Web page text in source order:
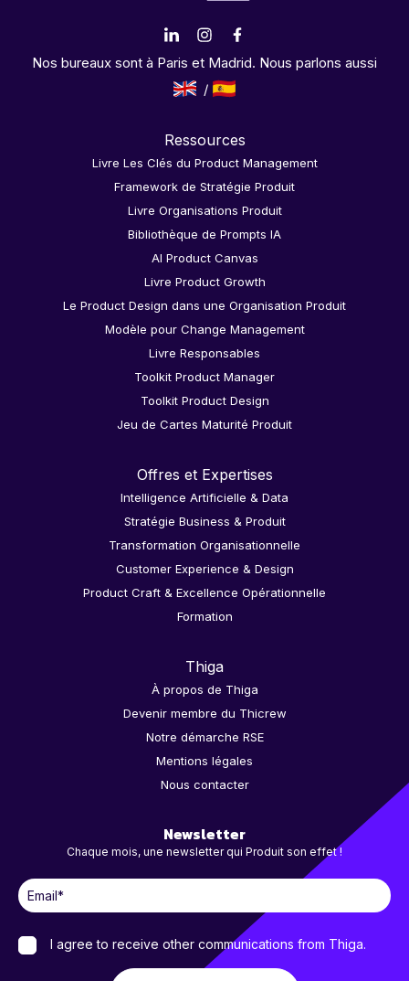
Nos bureaux sont à Paris et Madrid. Nous parlons aussi
Ressources
Livre Les Clés du Product Management
Framework de Stratégie Produit
Livre Organisations Produit
Bibliothèque de Prompts IA
AI Product Canvas
Livre Product Growth
Le Product Design dans une Organisation Produit
Modèle pour Change Management
Livre Responsables
Toolkit Product Manager
Toolkit Product Design
Jeu de Cartes Maturité Produit
Offres et Expertises
Intelligence Artificielle & Data
Stratégie Business & Produit
Transformation Organisationnelle
Customer Experience & Design
Product Craft & Excellence Opérationnelle
Formation
Thiga
À propos de Thiga
Devenir membre du Thicrew
Notre démarche RSE
Mentions légales
Nous contacter
Newsletter
Chaque mois, une newsletter qui Produit son effet !
I agree to receive other communications from Thiga.